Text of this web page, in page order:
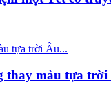
thay màu tựa trời